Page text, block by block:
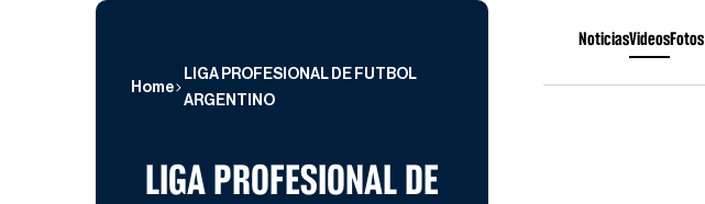
Home
LIGA PROFESIONAL DE FUTBOL
ARGENTINO
LIGA PROFESIONAL DE
NoticiasVideosFotos